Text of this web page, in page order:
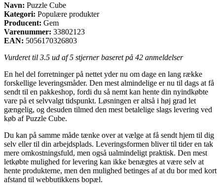
Navn: Puzzle Cube
Kategori: Populære produkter
Producent: Gem
Varenummer: 33802123
EAN: 5056170326803
Vurderet til 3.5 ud af 5 stjerner baseret på 42 anmeldelser
En hel del forretninger på nettet yder nu om dage en lang række
forskellige leveringsmåder. Den mest almindelige er nu til dags at få
sendt til en pakkeshop, fordi du så nemt kan hente din nyindkøbte
vare på et selvvalgt tidspunkt. Løsningen er altså i høj grad let
gængelig, og desuden tilmed den mest betalelige slags levering ved
køb af Puzzle Cube.
Du kan på samme måde tænke over at vælge at få sendt hjem til dig
selv eller til din arbejdsplads. Leveringsformen bliver til tider en tak
mere omkostningsfuld, men også ualmindeligt praktisk. Den mest
letkøbte mulighed for levering kan ikke benægtes at være selv at
hente produkterne, men den mulighed betinges af at du bor med kort
afstand til webbutikkens bopæl.